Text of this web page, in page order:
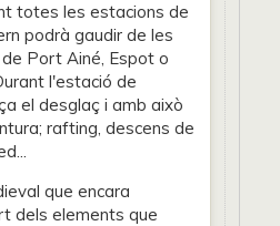
totes les estacions de
podrà gaudir de les
Port Ainé, Espot o
l'estació de
el desglaç i amb això
rafting, descens de
que encara
dels elements que